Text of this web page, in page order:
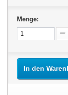
Menge:
In den